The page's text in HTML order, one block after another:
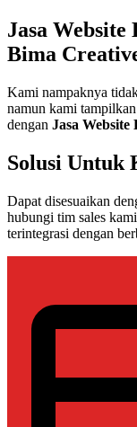
Jasa Website
Bima
Kami nampaknya
namun kami
dengan Jasa
Solusi Untuk
Dapat disesuaikan
hubungi tim sales
terintegrasi dengan